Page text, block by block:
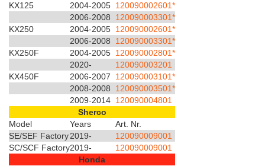
KX125
2004-2005 120090002601*
2006-2008
120090003301*
KX250
2004-2005 120090002601*
2006-2008
120090003301*
KX250F
2004-2005 120090002801*
2020-
120090003201
KX450F
2006-2007
120090003101*
2008-2008
120090003501*
2009-2014 120090004801
Sherco
Model
Years
Art. Nr.
SE/SEF Factory2019-
120090009001
SC/SCF Factory2019-
120090009001
Honda